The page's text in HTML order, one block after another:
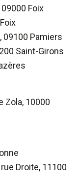
Foix
09100 Pamiers
Saint-Girons
Zola, 10000
Droite, 11100